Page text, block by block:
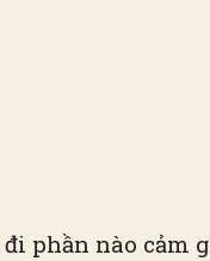
phần nào cảm